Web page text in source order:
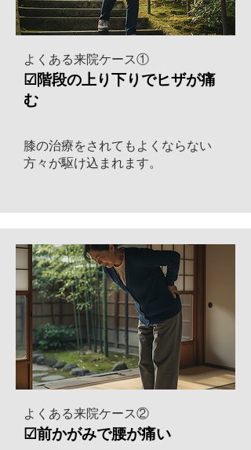
よくある来院ケース①
☑階段の上り下りでヒザが痛
む
膝の治療をされてもよくならない
方々が駆け込まれます。
よくある来院ケース②
​☑前かがみで腰が痛い